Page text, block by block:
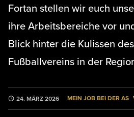
Fortan stellen wir euch
ihre Arbeitsbereiche vor
Blick hinter die Kulissen
Fußballvereins in der
24. MÄRZ 2026 MEIN JOB BEI DER AS